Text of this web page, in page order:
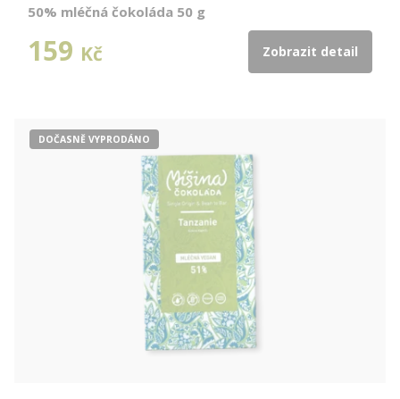
50% mléčná čokoláda 50 g
159 Kč Zobrazit detail
DOČASNĚ VYPRODÁNO